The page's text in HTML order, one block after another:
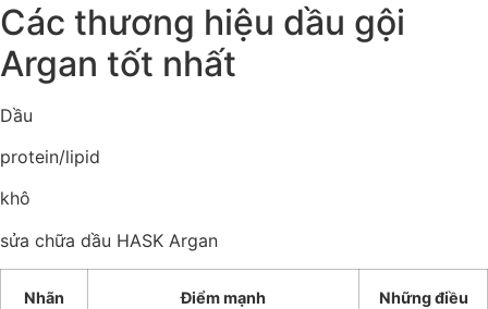
Các thương hiệu dầu gội
Argan tốt nhất
Dầu
protein/lipid
khô
sửa chữa dầu HASK Argan
Nhãn
Điểm mạnh
Những điều